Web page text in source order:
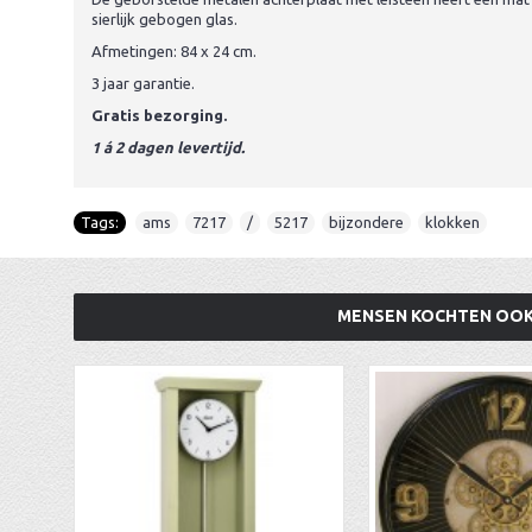
sierlijk gebogen glas.
Afmetingen: 84 x 24 cm.
3 jaar garantie.
Gratis bezorging.
1 á 2 dagen levertijd.
Tags: ams 7217 / 5217 bijzondere klokken
MENSEN KOCHTEN